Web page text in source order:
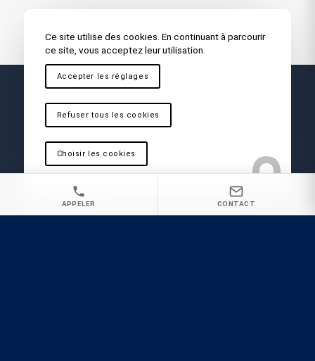
Vous recherchez une Société d’extermination
et radicale ?
Ce site utilise des cookies. En continuant à parcourir
ce site, vous acceptez leur utilisation.
Accepter les réglages
Refuser tous les cookies
Choisir les cookies
APPELER CONTACT